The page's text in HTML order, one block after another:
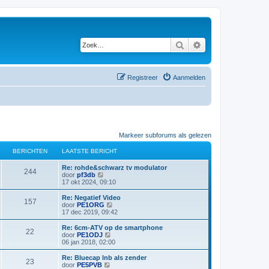
Zoek
Aanmelden
Registreer
Markeer subforums als gelezen
BERICHTEN LAATSTE BERICHT
244B
r
i
h
L
a
a
t
s
t
e
e
r
i
c
t
Re: rohde&schwarz tv modulator
door pf3db
e
k
i
k
a
t
s
e
b
17 okt 2024, 09:10
157B
i
L
a
a
t
s
t
e
e
r
Re: Negatief Video
door PE1ORG
e
k
k
a
17 dec 2019, 09:42
22
L
a
a
t
s
t
Re: 6cm-ATV op de smartphone
door PE1ODJ
e
k
i
06 jan 2018, 02:00
23
L
a
Re: Bluecap lnb als zender
door PE5PVB